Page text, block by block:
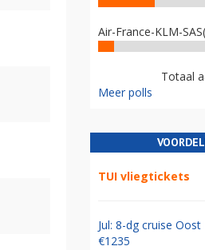
Air-France-KLM-
Totaal
Meer polls
TUI vliegtickets
Jul: 8-dg cruise
€1235